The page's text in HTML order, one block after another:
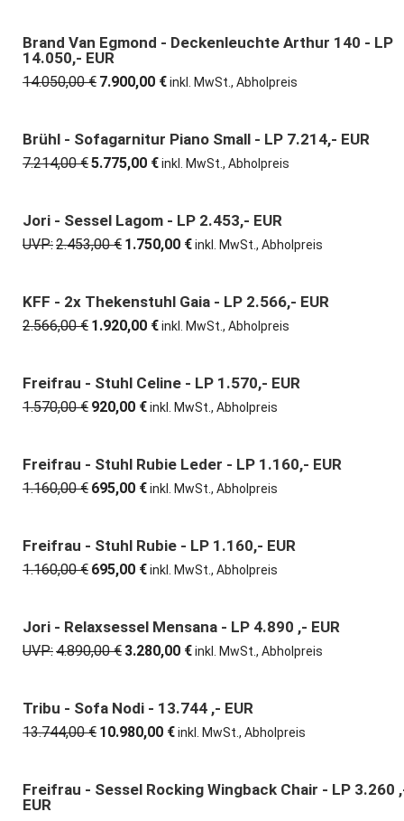
10.045,00 €
7.850,00 €.
44% günstiger
Brand Van Egmond - Deckenleuchte Arthur 140 - LP
14.050,- EUR
14.050,00€ Ursprünglicher
14.050,00 €
7.900,00 €Aktueller
7.900,00 €.
inkl. MwSt., Abholpreis
20% günstiger
Brühl - Sofagarnitur Piano Small - LP 7.214,- EUR
7.214,00€Ursprünglicher
7.214,00 €
5.775,00 €Aktueller
5.775,00 €.
inkl. MwSt., Abholpreis
29% günstiger
Jori - Sessel Lagom - LP 2.453,- EUR
UVP:2.453,00€ Ursprünglicher
2.453,00 €
1.750,00 €Aktueller
1.750,00 €.
inkl. MwSt., Abholpreis
25% günstiger
KFF - 2x Thekenstuhl Gaia - LP 2.566,- EUR
2.566,00€ Ursprünglicher
2.566,00 €
1.920,00 €Aktueller
1.920,00 €.
inkl. MwSt., Abholpreis
41% günstiger
Freifrau - Stuhl Celine - LP 1.570,- EUR
1.570,00€ Ursprünglicher
1.570,00 €
920,00 €Aktueller
920,00 €.
inkl. MwSt., Abholpreis
40% günstiger
Freifrau - Stuhl Rubie Leder - LP 1.160,- EUR
1.160,00€ Ursprünglicher
1.160,00 €
695,00 €Aktueller
695,00 €.
inkl. MwSt., Abholpreis
40% günstiger
Freifrau - Stuhl Rubie - LP 1.160,- EUR
1.160,00€ Ursprünglicher
1.160,00 €
695,00 €Aktueller
695,00 €.
inkl. MwSt., Abholpreis
33% günstiger
Jori - Relaxsessel Mensana - LP 4.890 ,- EUR
UVP:4.890,00€ Ursprünglicher
4.890,00 €
3.280,00 €Aktueller
3.280,00 €.
inkl. MwSt., Abholpreis
20% günstiger
Tribu - Sofa Nodi - 13.744 ,- EUR
13.744,00€ Ursprünglicher
13.744,00 €
10.980,00 €Aktueller
10.980,00 €.
inkl. MwSt., Abholpreis
34% günstiger
Freifrau - Sessel Rocking Wingback Chair - LP 3.260
EUR